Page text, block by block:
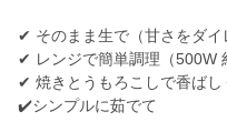
✔ そのまま生で（甘さをダイ
✔ レンジで簡単調理（500W
✔ 焼きとうもろこしで香ばし
✔️シンプルに茹でて